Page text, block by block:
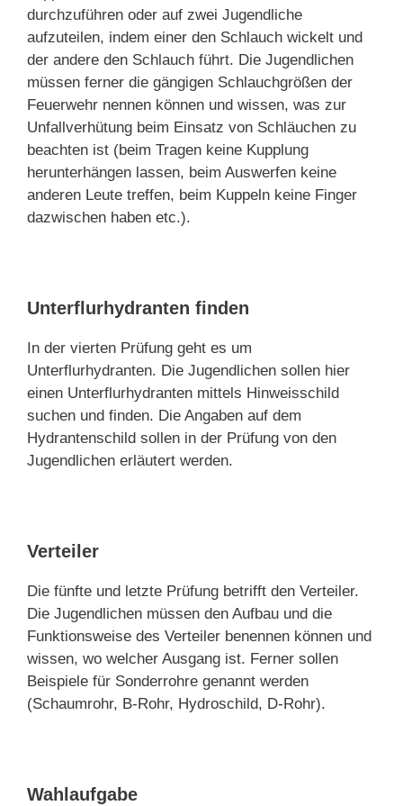
durchzuführen oder auf zwei Jugendliche
aufzuteilen, indem einer den Schlauch wickelt und
der andere den Schlauch führt. Die Jugendlichen
müssen ferner die gängigen Schlauchgrößen der
Feuerwehr nennen können und wissen, was zur
Unfallverhütung beim Einsatz von Schläuchen zu
beachten ist (beim Tragen keine Kupplung
herunterhängen lassen, beim Auswerfen keine
anderen Leute treffen, beim Kuppeln keine Finger
dazwischen haben etc.).
Unterflurhydranten finden
In der vierten Prüfung geht es um
Unterflurhydranten. Die Jugendlichen sollen hier
einen Unterflurhydranten mittels Hinweisschild
suchen und finden. Die Angaben auf dem
Hydrantenschild sollen in der Prüfung von den
Jugendlichen erläutert werden.
Verteiler
Die fünfte und letzte Prüfung betrifft den Verteiler.
Die Jugendlichen müssen den Aufbau und die
Funktionsweise des Verteiler benennen können und
wissen, wo welcher Ausgang ist. Ferner sollen
Beispiele für Sonderrohre genannt werden
(Schaumrohr, B-Rohr, Hydroschild, D-Rohr).
Wahlaufgabe